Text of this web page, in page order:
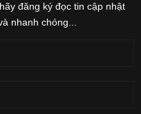
đăng ký đọc tin cập nhật
nhanh chóng...